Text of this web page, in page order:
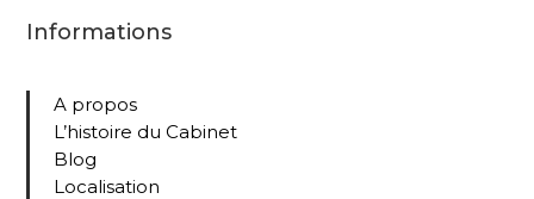
Informations
A propos
L’histoire du Cabinet
Blog
Localisation